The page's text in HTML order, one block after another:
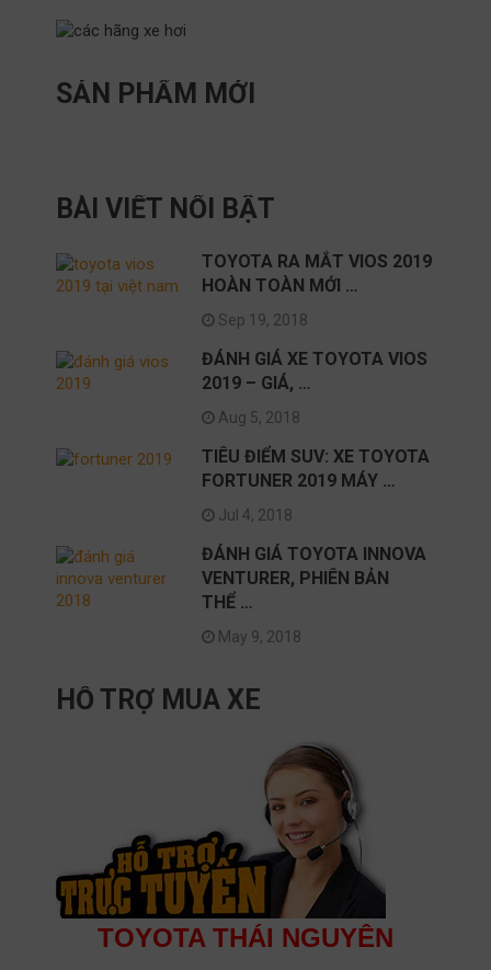
SẢN PHẨM MỚI
BÀI VIẾT NỔI BẬT
TOYOTA RA MẮT VIOS 2019
HOÀN TOÀN MỚI …
Sep 19, 2018
ĐÁNH GIÁ XE TOYOTA VIOS
2019 – GIÁ, …
Aug 5, 2018
TIÊU ĐIỂM SUV: XE TOYOTA
FORTUNER 2019 MÁY …
Jul 4, 2018
ĐÁNH GIÁ TOYOTA INNOVA
VENTURER, PHIÊN BẢN
THỂ …
May 9, 2018
HỖ TRỢ MUA XE
TOYOTA THÁI NGUYÊN